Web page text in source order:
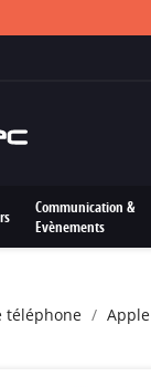
Communication &
Evènements
téléphone Apple